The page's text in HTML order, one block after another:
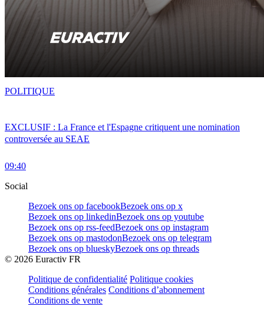
EXCLUSIF : La France et l'Espagne critiquent une nomination
controversée au SEAE
09:40
POLITIQUE
Social
Bezoek ons op facebookBezoek ons op x
Bezoek ons op linkedinBezoek ons op youtube
Bezoek ons op rss-feedBezoek ons op instagram
Bezoek ons op mastodonBezoek ons op telegram
Bezoek ons op blueskyBezoek ons op threads
© 2026 Euractiv FR
Politique de confidentialité Politique cookies
Conditions générales Conditions d’abonnement
Conditions de vente